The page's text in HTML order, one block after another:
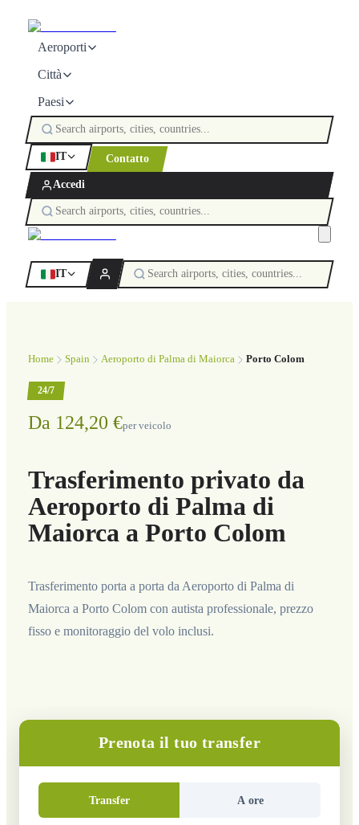
Aeroporti
Città
Paesi
IT Contatto
Accedi
IT
Home Spain Aeroporto di Palma di Maiorca Porto Colom
24/7
Da 124,20 €per veicolo
Trasferimento privato da
Aeroporto di Palma di
Maiorca a Porto Colom
Trasferimento porta a porta da Aeroporto di Palma di
Maiorca a Porto Colom con autista professionale, prezzo
fisso e monitoraggio del volo inclusi.
Prenota il tuo transfer
Transfer A ore